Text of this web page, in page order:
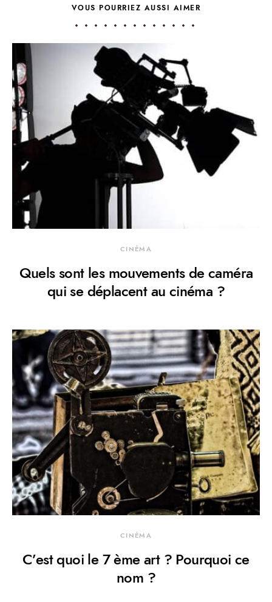
VOUS POURRIEZ AUSSI AIMER
CINÉMA
Quels sont les mouvements de caméra
qui se déplacent au cinéma ?
CINÉMA
C’est quoi le 7 ème art ? Pourquoi ce
nom ?